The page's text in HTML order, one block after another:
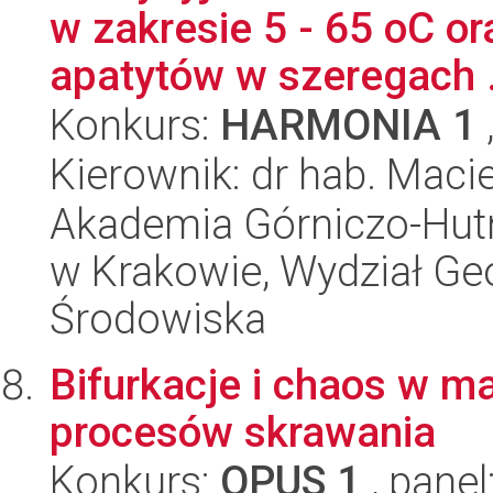
w zakresie 5 - 65 oC
apatytów w szeregach
Konkurs: HARMONIA 1
Kierownik: dr hab.
Akademia Górniczo-
w Krakowie, Wydział
Środowiska
Bifurkacje i chaos w
procesów skrawania
Konkurs: OPUS 1 ,